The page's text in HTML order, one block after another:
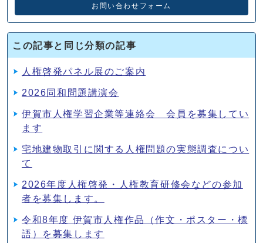
お問い合わせフォーム
この記事と同じ分類の記事
人権啓発パネル展のご案内
2026同和問題講演会
伊賀市人権学習企業等連絡会 会員を募集してい
ます
宅地建物取引に関する人権問題の実態調査につい
て
2026年度人権啓発・人権教育研修会などの参加
者を募集します。
令和8年度 伊賀市人権作品（作文・ポスター・標
語）を募集します